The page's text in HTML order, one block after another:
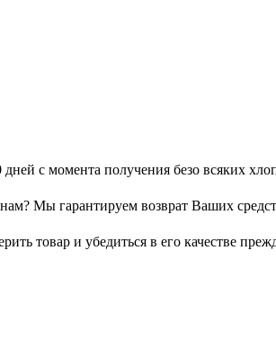
с момента получения безо всяких
Мы гарантируем возврат Ваших
товар и убедиться в его качестве